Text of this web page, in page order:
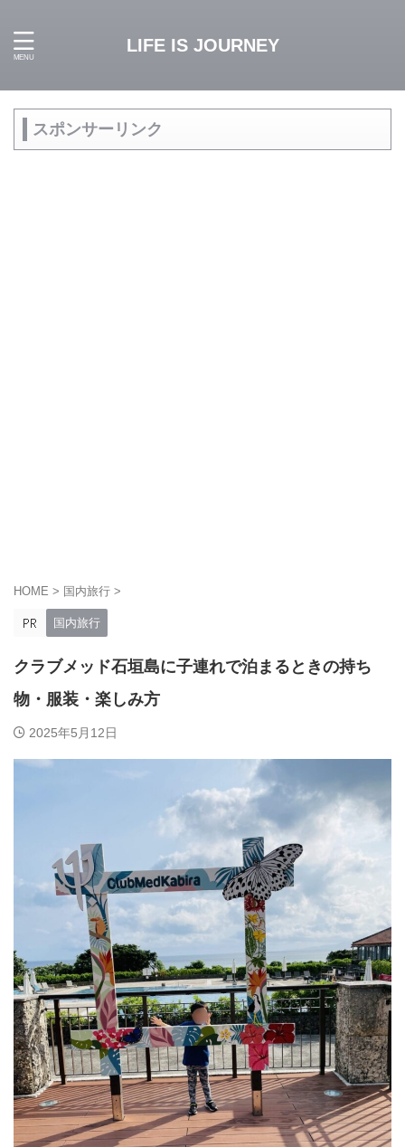
LIFE IS JOURNEY
スポンサーリンク
HOME > 国内旅行 >
国内旅行
クラブメッド石垣島に子連れで泊まるときの持ち
物・服装・楽しみ方
2025年5月12日